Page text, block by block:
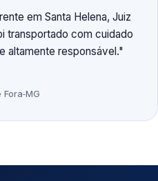
em Santa Helena, Juiz
transportado com cuidado
altamente responsável.